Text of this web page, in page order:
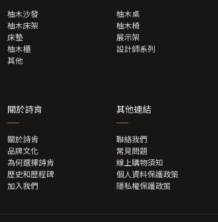
柚木沙發
柚木桌
柚木床架
柚木椅
床墊
展示架
柚木櫃
設計師系列
其他
關於詩肯
關於詩肯
品牌文化
為何選擇詩肯
歷史和歷程碑
加入我們
其他連結
聯絡我們
常見問題
線上購物須知
個人資料保護政策
隱私權保護政策